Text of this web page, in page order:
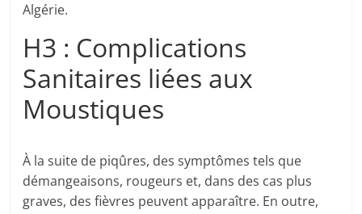
Algérie.
H3 : Complications
Sanitaires liées aux
Moustiques
À la suite de piqûres, des symptômes tels que
démangeaisons, rougeurs et, dans des cas plus
graves, des fièvres peuvent apparaître. En outre,